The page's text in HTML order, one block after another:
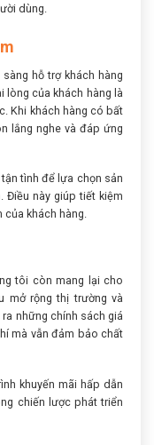
dùng.
hỗ trợ khách hàng
lòng của khách hàng là
Khi khách hàng có bất
lắng nghe và đáp ứng
tình để lựa chọn sản
Điều này giúp tiết kiệm
của khách hàng.
tôi còn mang lại cho
mở rộng thị trường và
những chính sách giá
mà vẫn đảm bảo chất
khuyến mãi hấp dẫn
chiến lược phát triển